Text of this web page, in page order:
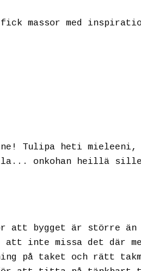
massor med
Tulipa heti mieleeni,
onkohan heillä
att bygget är större än
att inte missa det där
på taket och rätt